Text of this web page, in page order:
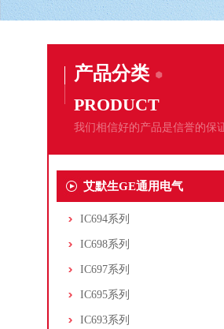
产品分类
PRODUCT
我们相信好的产品是信誉的保
艾默生GE通用电气
IC694系列
IC698系列
IC697系列
IC695系列
IC693系列